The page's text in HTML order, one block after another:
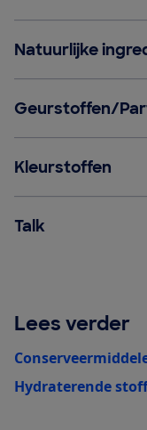
Natuurlijke
Geurstoffen/
Kleurstoffen
Talk
Lees verder
Hydraterende